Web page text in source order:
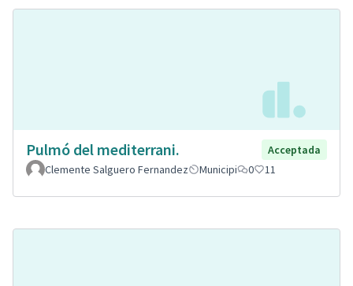
Pulmó del mediterrani.
Acceptada
Clemente Salguero Fernandez
Municipi 0 11